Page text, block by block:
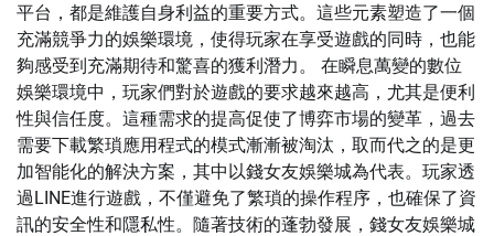
平台，都是維護自身利益的重要方式。這些元素塑造了一個
充滿競爭力的娛樂環境，使得玩家在享受遊戲的同時，也能
夠感受到充滿期待和驚喜的獲利潛力。 在瞬息萬變的數位
娛樂環境中，玩家們對於遊戲的要求越來越高，尤其是便利
性與信任度。這種需求的提高促使了博弈市場的變革，過去
需要下載繁瑣應用程式的模式漸漸被淘汰，取而代之的是更
加智能化的解決方案，其中以錢女友娛樂城為代表。玩家透
過LINE進行遊戲，不僅避免了繁瑣的操作程序，也確保了資
訊的安全性和隱私性。隨著技術的蓬勃發展，錢女友娛樂城